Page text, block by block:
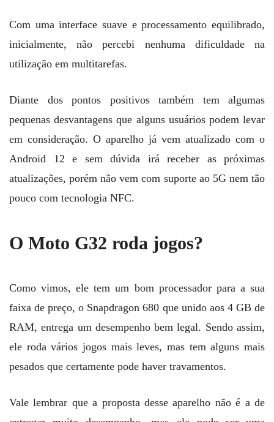
Com uma interface suave e processamento equilibrado,
inicialmente, não percebi nenhuma dificuldade na
utilização em multitarefas.
Diante dos pontos positivos também tem algumas
pequenas desvantagens que alguns usuários podem levar
em consideração. O aparelho já vem atualizado com o
Android 12 e sem dúvida irá receber as próximas
atualizações, porém não vem com suporte ao 5G nem tão
pouco com tecnologia NFC.
O Moto G32 roda jogos?
Como vimos, ele tem um bom processador para a sua
faixa de preço, o Snapdragon 680 que unido aos 4 GB de
RAM, entrega um desempenho bem legal. Sendo assim,
ele roda vários jogos mais leves, mas tem alguns mais
pesados que certamente pode haver travamentos.
Vale lembrar que a proposta desse aparelho não é a de